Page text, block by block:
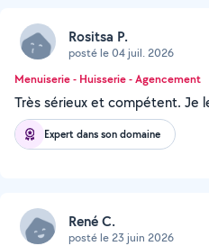
Rositsa P.
posté le 04 juil. 2026
Menuiserie - Huisserie - Agencement
Très sérieux et compétent. Je
Expert dans son domaine
René C.
posté le 23 juin 2026